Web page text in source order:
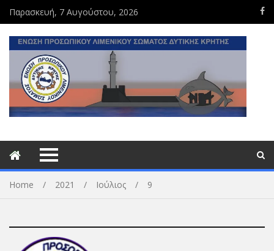
Παρασκευή, 7 Αυγούστου, 2026
Home 2021 Ιούλιος 9